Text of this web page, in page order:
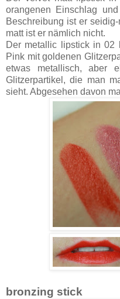
orangenen Einschlag
Beschreibung ist er
matt ist er nämlich nicht.
Der metallic lipstick in 02
Pink mit goldenen
etwas metallisch, aber
Glitzerpartikel, die man
sieht. Abgesehen davon
bronzing stick